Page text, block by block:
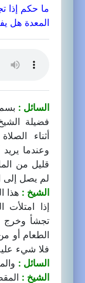
ما حكم إذا
المعدة هل
السائل :
فضيلة
أثناء
وعندما
قليل من
لم يصل إلى
الشيخ : هذا
إذا امتلأت
تجشأ وخرج
الطعام أو
فلا شيء
السائل :
الشيخ :